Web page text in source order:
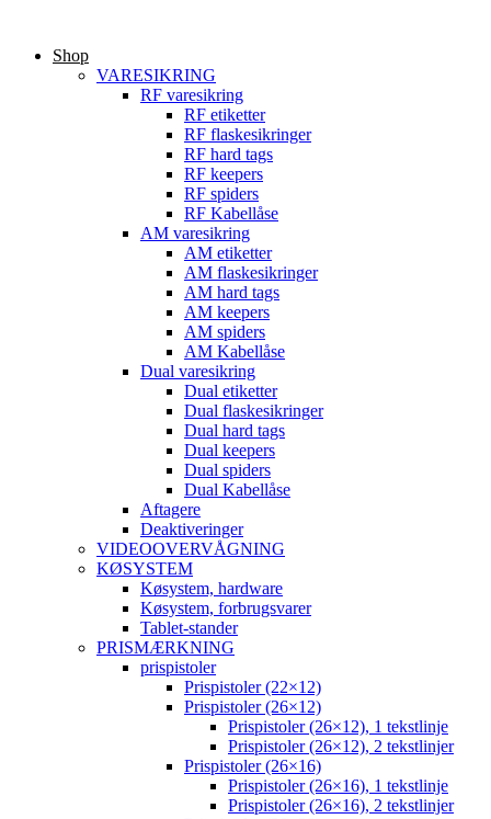
indholdShop
VARESIKRING
RF varesikring
RF etiketter
RF flaskesikringer
RF hard tags
RF keepers
RF spiders
RF Kabellåse
AM varesikring
AM etiketter
AM flaskesikringer
AM hard tags
AM keepers
AM spiders
AM Kabellåse
Dual varesikring
Dual etiketter
Dual flaskesikringer
Dual hard tags
Dual keepers
Dual spiders
Dual Kabellåse
Aftagere
Deaktiveringer
VIDEOOVERVÅGNING
KØSYSTEM
Køsystem, hardware
Køsystem, forbrugsvarer
Tablet-stander
PRISMÆRKNING
prispistoler
Prispistoler (22×12)
Prispistoler (26×12)
Prispistoler (26×12), 1 tekstlinje
Prispistoler (26×12), 2 tekstlinjer
Prispistoler (26×16)
Prispistoler (26×16), 1 tekstlinje
Prispistoler (26×16), 2 tekstlinjer